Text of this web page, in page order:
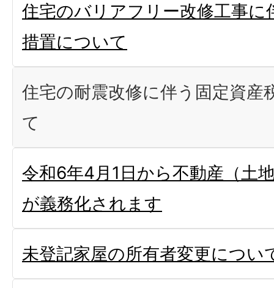
住宅のバリアフリー改修工事に
措置について
住宅の耐震改修に伴う固定資産
て
令和6年4月1日から不動産（土
が義務化されます
未登記家屋の所有者変更につい